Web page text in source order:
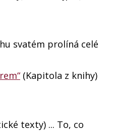
svatém prolíná celé
(Kapitola z knihy)
texty) ... To, co